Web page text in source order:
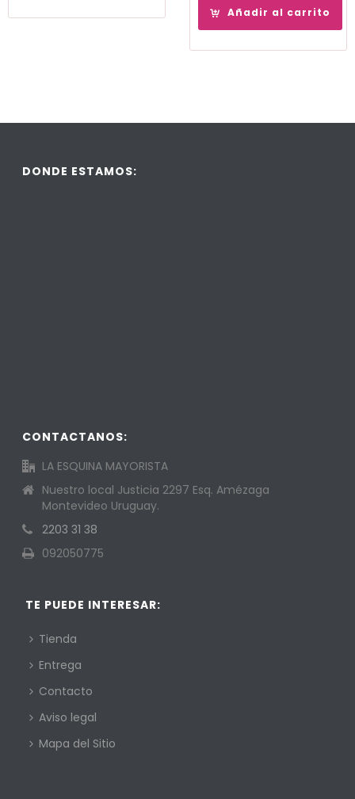
Añadir al carrito
DONDE ESTAMOS:
CONTACTANOS:
LA ESQUINA MAYORISTA
Nuestro local Justicia 2297 Esq. Amézaga
Montevideo Uruguay.
2203 31 38
092050775
TE PUEDE INTERESAR:
Tienda
Entrega
Contacto
Aviso legal
Mapa del Sitio